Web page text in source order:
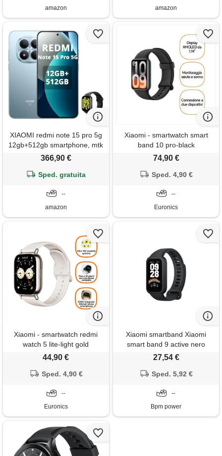
amazon
watch
amazon
XIAOMI redmi note 15 pro 5g
12gb+512gb smartphone, mtk
dimensity 7400-ultra, 6.83
fotocamera, batteria
non, blu, incluso smart watch
366,90 €
Sped. gratuita
--
amazon
Xiaomi - smartwatch smart
band 10 pro-black
74,90 €
Sped. 4,90 €
--
Euronics
Xiaomi - smartwatch redmi
watch 5 lite-light gold
44,90 €
Sped. 4,90 €
--
Euronics
Xiaomi smartband Xiaomi
smart band 9 active nero
27,54 €
Sped. 5,92 €
--
Bpm power